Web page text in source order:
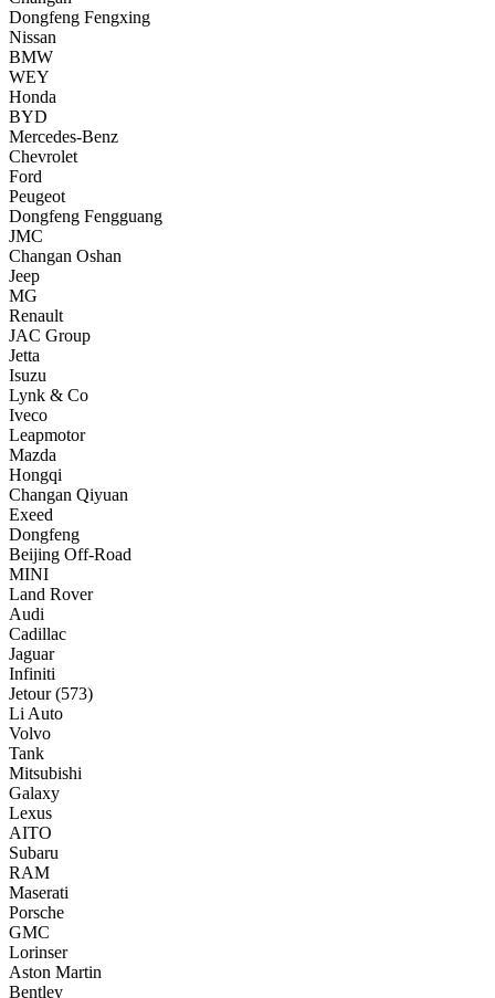
Dongfeng Fengxing
Nissan
BMW
WEY
Honda
BYD
Mercedes-Benz
Chevrolet
Ford
Peugeot
Dongfeng Fengguang
JMC
Changan Oshan
Jeep
MG
Renault
JAC Group
Jetta
Isuzu
Lynk & Co
Iveco
Leapmotor
Mazda
Hongqi
Changan Qiyuan
Exeed
Dongfeng
Beijing Off-Road
MINI
Land Rover
Audi
Cadillac
Jaguar
Infiniti
Jetour(573)
Li Auto
Volvo
Tank
Mitsubishi
Galaxy
Lexus
AITO
Subaru
RAM
Maserati
Porsche
GMC
Lorinser
Aston Martin
Bentley